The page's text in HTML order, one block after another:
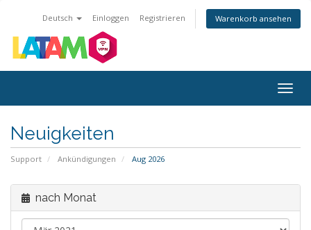
Deutsch Einloggen Registrieren Warenkorb ansehen
ein-/
Neuigkeiten
Support Ankündigungen Aug 2026
nach Monat